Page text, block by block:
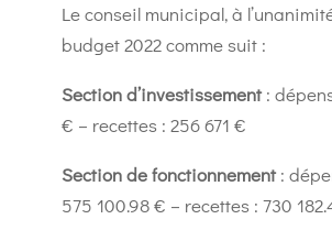
Le conseil municipal, à
budget 2022 comme suit :
Section d’investissement:
€ – recettes : 256 671 €
Section de fonctionnement:
575 100.98 € – recettes : 730